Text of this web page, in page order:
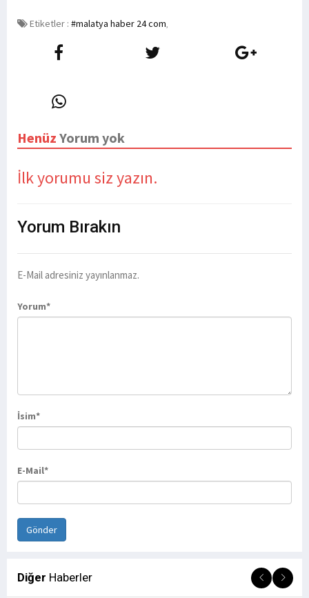
Etiketler : #malatya haber 24 com,
Henüz Yorum yok
İlk yorumu siz yazın.
Yorum Bırakın
E-Mail adresiniz yayınlanmaz.
Yorum*
İsim*
E-Mail*
Diğer Haberler